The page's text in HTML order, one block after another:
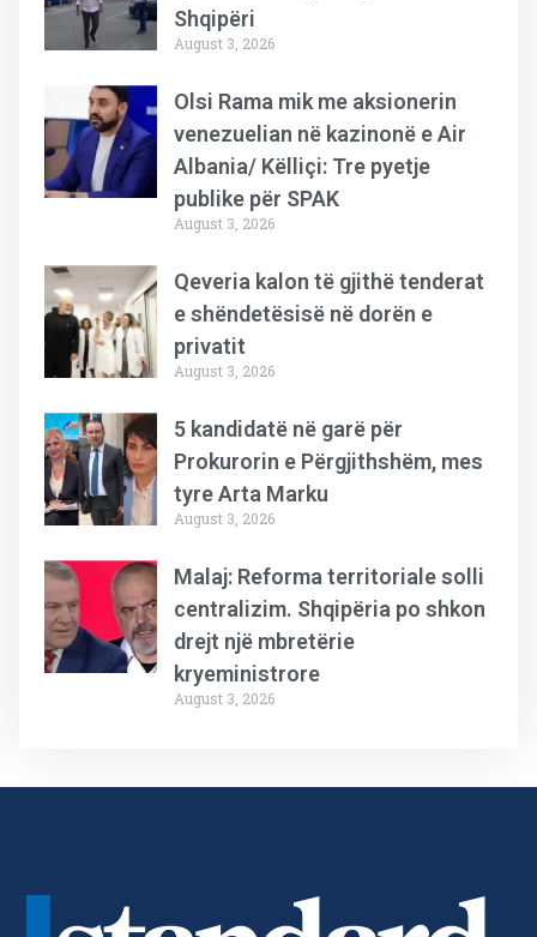
Shqipëri
August 3, 2026
Olsi Rama mik me aksionerin
venezuelian në kazinonë e Air
Albania/ Këlliçi: Tre pyetje
publike për SPAK
August 3, 2026
Qeveria kalon të gjithë tenderat
e shëndetësisë në dorën e
privatit
August 3, 2026
5 kandidatë në garë për
Prokurorin e Përgjithshëm, mes
tyre Arta Marku
August 3, 2026
Malaj: Reforma territoriale solli
centralizim. Shqipëria po shkon
drejt një mbretërie
kryeministrore
August 3, 2026